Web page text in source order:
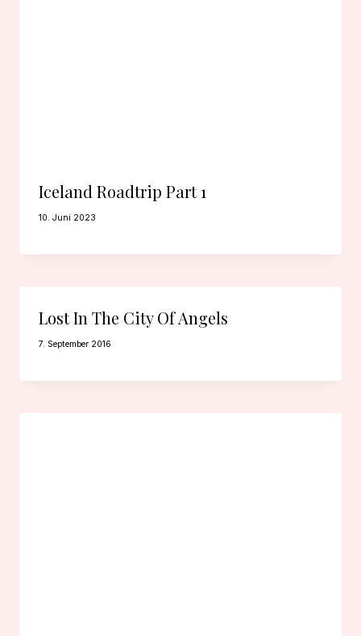
Iceland Roadtrip Part 1
10. Juni 2023
Lost In The City Of Angels
7. September 2016